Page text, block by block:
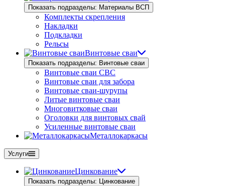
Показать подразделы: Материалы ВСП
Комплекты скрепления
Накладки
Подкладки
Рельсы
Винтовые сваи
Показать подразделы: Винтовые сваи
Винтовые сваи СВС
Винтовые сваи для забора
Винтовые сваи-шурупы
Литые винтовые сваи
Многовитковые сваи
Оголовки для винтовых свай
Усиленные винтовые сваи
Металлокаркасы
Услуги
Цинкование
Показать подразделы: Цинкование